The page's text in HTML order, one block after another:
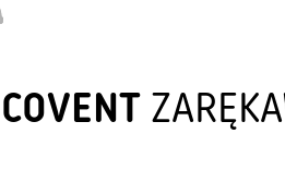
COVENT